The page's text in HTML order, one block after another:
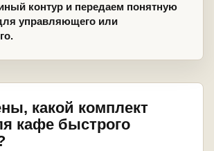
контур и передаем понятную
управляющего или
какой комплект
кафе быстрого